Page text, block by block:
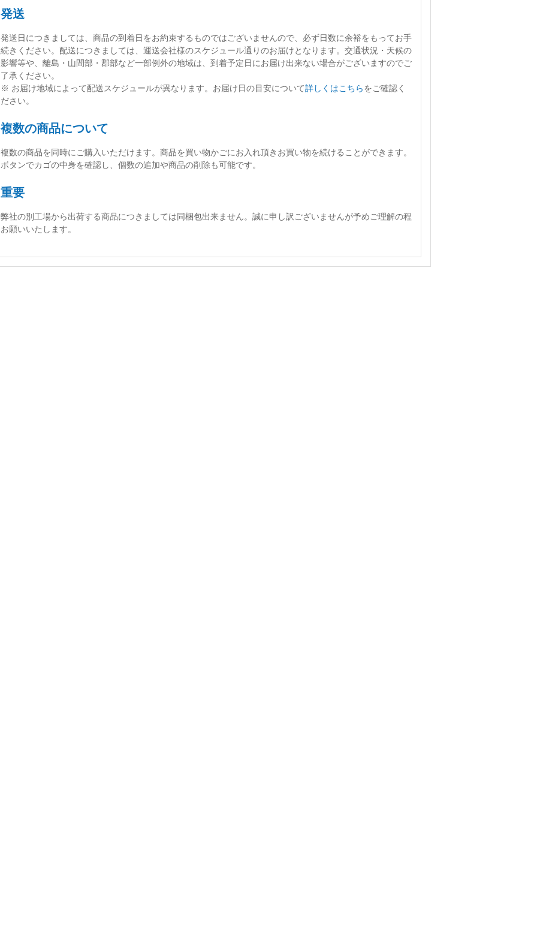
発送
発送日につきましては、 商品の到着日をお約束するものではございませんので、必ず日数に余裕をもってお手
続きください。配送につきましては、運送会社様のスケジュール通りのお届けとなります。交通状況・天候の
影響等や、離島・山間部・郡部など一部例外の地域は、到着予定日にお届け出来ない場合がございますのでご
了承ください。
※ お届け地域によって配送スケジュールが異なります。お届け日の目安について詳しくはこちらをご確認く
ださい。
複数の商品について
複数の商品を同時にご購入いただけます。商品を買い物かごにお入れ頂きお買い物を続けることができます。
ボタンでカゴの中身を確認し、個数の追加や商品の削除も可能です。
重要
弊社の別工場から出荷する商品につきましては同梱包出来ません。誠に申し訳ございませんが予めご理解の程
お願いいたします。